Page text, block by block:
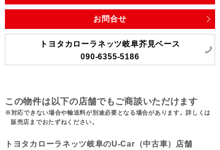
お問合せ
トヨタカローラネッツ岐阜芥見ベース
090-6355-5186
この物件は以下の店舗でもご商談いただけます
対応できない場合や輸送料が別途必要となる場合があります。詳しくは
販売店までおたずねください。
トヨタカローラネッツ岐阜のU-Car（中古車）店舗